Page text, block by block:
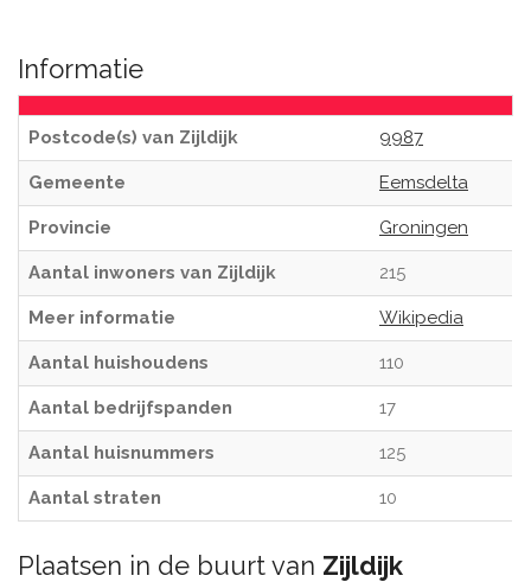
Informatie
Postcode(s) van Zijldijk 9987
Gemeente Eemsdelta
Provincie Groningen
Aantal inwoners van Zijldijk 215
Meer informatie Wikipedia
Aantal huishoudens 110
Aantal bedrijfspanden 17
Aantal huisnummers 125
Aantal straten 10
Plaatsen in de buurt van Zijldijk